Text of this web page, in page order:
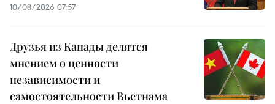
10/08/2026 07:57
Друзья из Канады делятся
мнением о ценности
независимости и
самостоятельности Вьетнама